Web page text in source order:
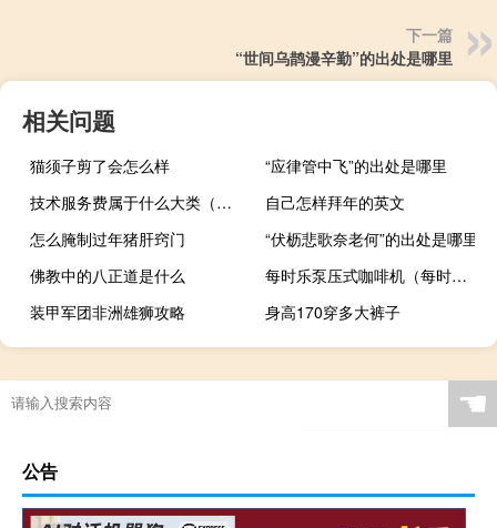
下一篇
“世间乌鹊漫辛勤”的出处是哪里
相关问题
猫须子剪了会怎么样
“应律管中飞”的出处是哪里
技术服务费属于什么大类（技术服务费）
自己怎样拜年的英文
怎么腌制过年猪肝窍门
“伏枥悲歌奈老何”的出处是哪里
佛教中的八正道是什么
每时乐泵压式咖啡机（每时乐）
装甲军团非洲雄狮攻略
身高170穿多大裤子
☚
公告